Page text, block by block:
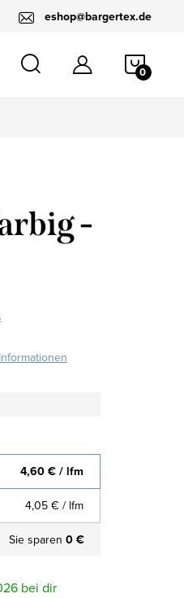
eshop@bargertex.de
-
4,60 € / lfm
4,05 € / lfm
Sie sparen 0 €